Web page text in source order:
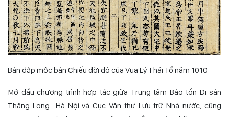
Bản dập mộc bản Chiếu dời đô của Vua Lý Thái Tổ năm 1010
Mở đầu chương trình hợp tác giữa Trung tâm Bảo tồn Di sản
Thăng Long -Hà Nội và Cục Văn thư Lưu trữ Nhà nước, cũng